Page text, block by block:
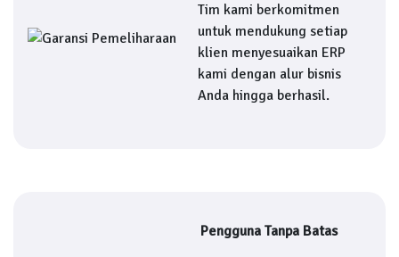
Tim kami berkomitmen
untuk mendukung setiap
klien menyesuaikan ERP
kami dengan alur bisnis
Anda hingga berhasil.
Pengguna Tanpa Batas